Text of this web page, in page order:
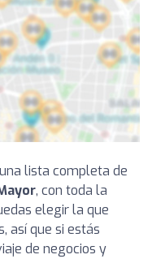
lista completa de
, con toda la
elegir la que
así que si estás
de negocios y